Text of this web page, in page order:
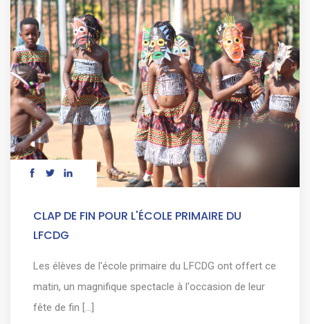
CLAP DE FIN POUR L'ÉCOLE PRIMAIRE DU
LFCDG
Les élèves de l'école primaire du LFCDG ont offert ce
matin, un magnifique spectacle à l'occasion de leur
fête de fin [...]